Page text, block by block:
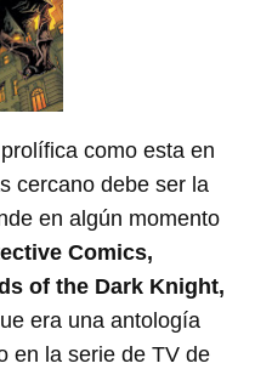
como esta en
cercano debe ser la
en algún momento
Comics,
of the Dark Knight,
era una antología
en la serie de TV de